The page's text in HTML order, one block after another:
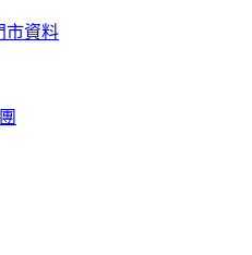
市資料